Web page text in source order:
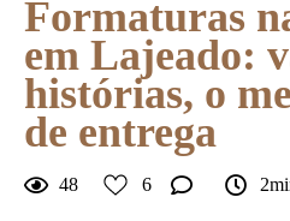
Formaturas
em Lajeado:
histórias, o
de entrega
48 6